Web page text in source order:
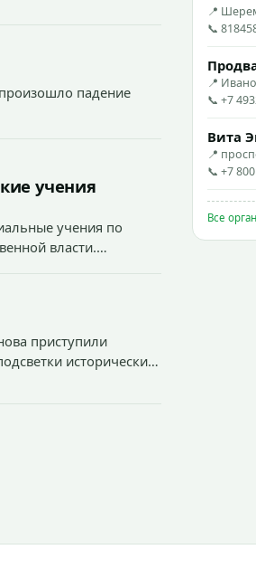
падение
учения
учения по
власти.
приступили
исторических
📍
📞
📍
📞 +7
Вита
📍
📞 +7
Все